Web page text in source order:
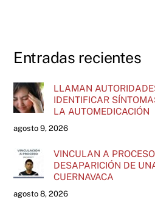
Entradas recientes
LLAMAN
IDENTIFICAR
LA AUTOMEDICACIÓN
agosto 9, 2026
VINCULAN A
DESAPARICIÓN DE
CUERNAVACA
agosto 8, 2026